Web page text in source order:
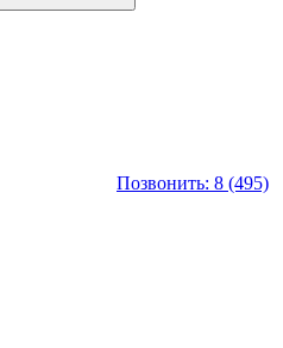
Позвонить: 8 (495)